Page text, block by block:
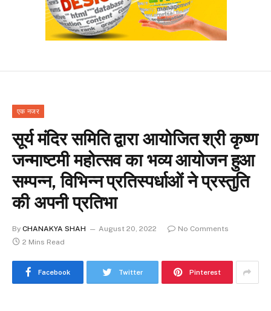
एक नजर
सूर्य मंदिर समिति द्वारा आयोजित श्री कृष्ण
जन्माष्टमी महोत्सव का भव्य आयोजन हुआ
सम्पन्न, विभिन्न प्रतिस्पर्धाओं ने प्रस्तुति
की अपनी प्रतिभा
By CHANAKYA SHAH August 20, 2022
No Comments
2 Mins Read
Facebook Twitter Pinterest